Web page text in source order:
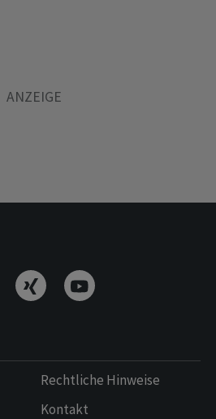
Rechtliche Hinweise
Kontakt